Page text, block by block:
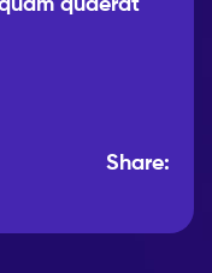
quaerat
Share: